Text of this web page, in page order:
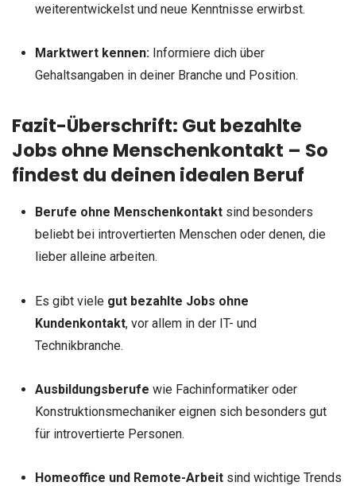
weiterentwickelst und neue Kenntnisse erwirbst.
Marktwert kennen:Informiere dich über
Gehaltsangaben in deiner Branche und Position.
Fazit-Überschrift: Gut bezahlte
Jobs ohne Menschenkontakt – So
findest du deinen idealen Beruf
Berufe ohne Menschenkontaktsind besonders
beliebt bei introvertierten Menschen oder denen, die
lieber alleine arbeiten.
Es gibt viele gut bezahlte Jobs ohne
Kundenkontakt, vor allem in der IT- und
Technikbranche.
Ausbildungsberufe wie Fachinformatiker oder
Konstruktionsmechaniker eignen sich besonders gut
für introvertierte Personen.
Homeoffice und Remote-Arbeitsind wichtige Trends